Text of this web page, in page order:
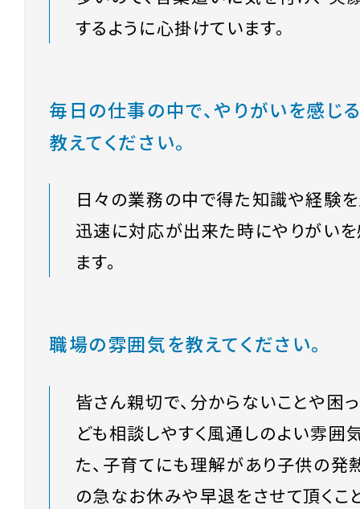
するように心掛けています。
毎日の仕事の中で、やりがいを感じ
教えてください。
日々の業務の中で得た知識や経験を
迅速に対応が出来た時にやりがい
ます。
職場の雰囲気を教えてください。
皆さん親切で、分からないことや困
ども相談しやすく風通しのよい雰囲
た、子育てにも理解があり子供の発
の急なお休みや早退をさせて頂くこ